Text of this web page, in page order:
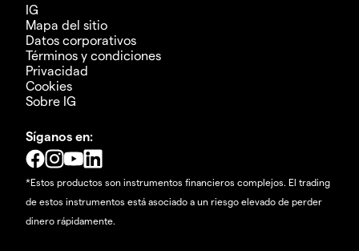
IG
Mapa del sitio
Datos corporativos
Términos y condiciones
Privacidad
Cookies
Sobre IG
Síganos en:
*Estos productos son instrumentos financieros complejos. El trading
de estos instrumentos está asociado a un riesgo elevado de perder
dinero rápidamente.